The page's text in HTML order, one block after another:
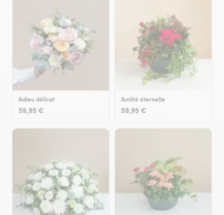
Adieu délicat
59,95 €
Amitié éternelle
59,95 €